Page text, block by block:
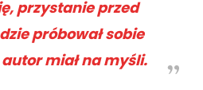
przystanie przed
próbował sobie
miał na myśli.